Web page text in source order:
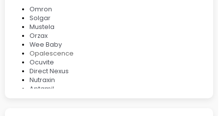
Omron
Solgar
Mustela
Orzax
Wee Baby
Opalescence
Ocuvite
Direct Nexus
Nutraxin
Aptamil